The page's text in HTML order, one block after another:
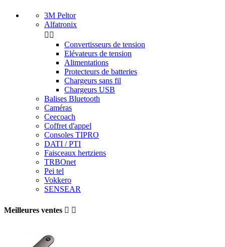
3M Peltor
Alfatronix
 
Convertisseurs de tension
Elévateurs de tension
Alimentations
Protecteurs de batteries
Chargeurs sans fil
Chargeurs USB
Balises Bluetooth
Caméras
Ceecoach
Coffret d'appel
Consoles TIPRO
DATI / PTI
Faisceaux hertziens
TRBOnet
Pei tel
Vokkero
SENSEAR
Meilleures ventes  